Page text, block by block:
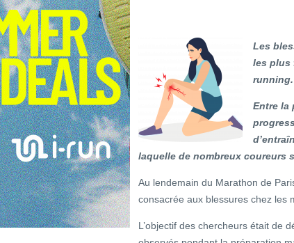
Les
les plus
running.
Entre la
laquelle de nombreux coureurs
Au lendemain du Marathon de
consacrée aux blessures chez les
L’objectif des chercheurs était de